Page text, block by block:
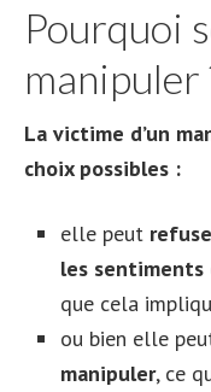
Pourquoi
manipuler
La victime d’un
choix possibles :
elle peut
les sentiments
que cela
ou bien elle
manipuler, ce